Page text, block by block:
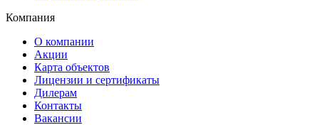
Компания
О компании
Акции
Карта объектов
Лицензии и сертификаты
Дилерам
Контакты
Вакансии